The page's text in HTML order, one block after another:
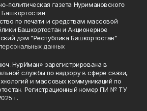
политическая газета Нуримановского
по печати и средствам массовой
Башкортостан и Акционерное
дом "Республика Башкортостан"
данных
НурИман» зарегистрирована в
службы по надзору в сфере связи,
и массовых коммуникаций по
Регистрационный номер ПИ № ТУ
г.